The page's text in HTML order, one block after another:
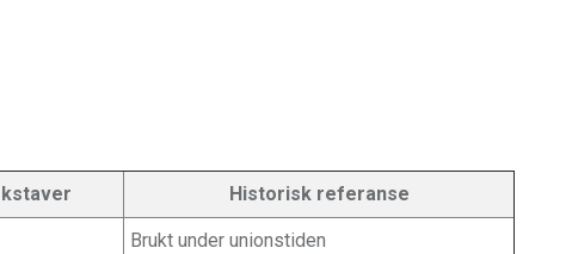
Historisk referanse
Brukt under unionstiden